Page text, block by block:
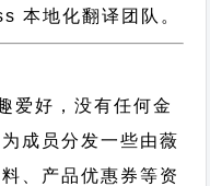
本地化翻译团队。
爱好，没有任何金
成员分发一些由薇
、产品优惠券等资